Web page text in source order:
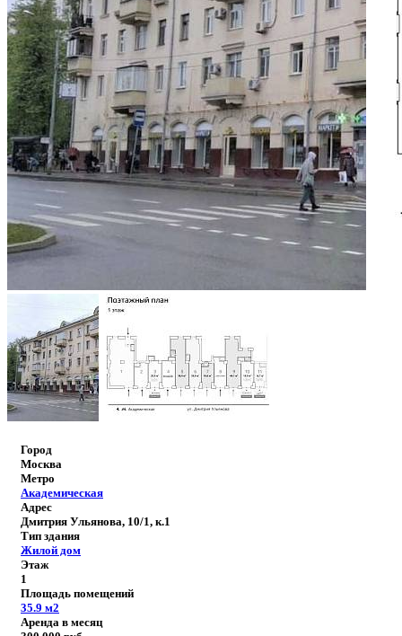
Город
Москва
Метро
Академическая
Адрес
Дмитрия Ульянова, 10/1, к.1
Тип здания
Жилой дом
Этаж
1
Площадь помещений
35.9 м2
Аренда в месяц